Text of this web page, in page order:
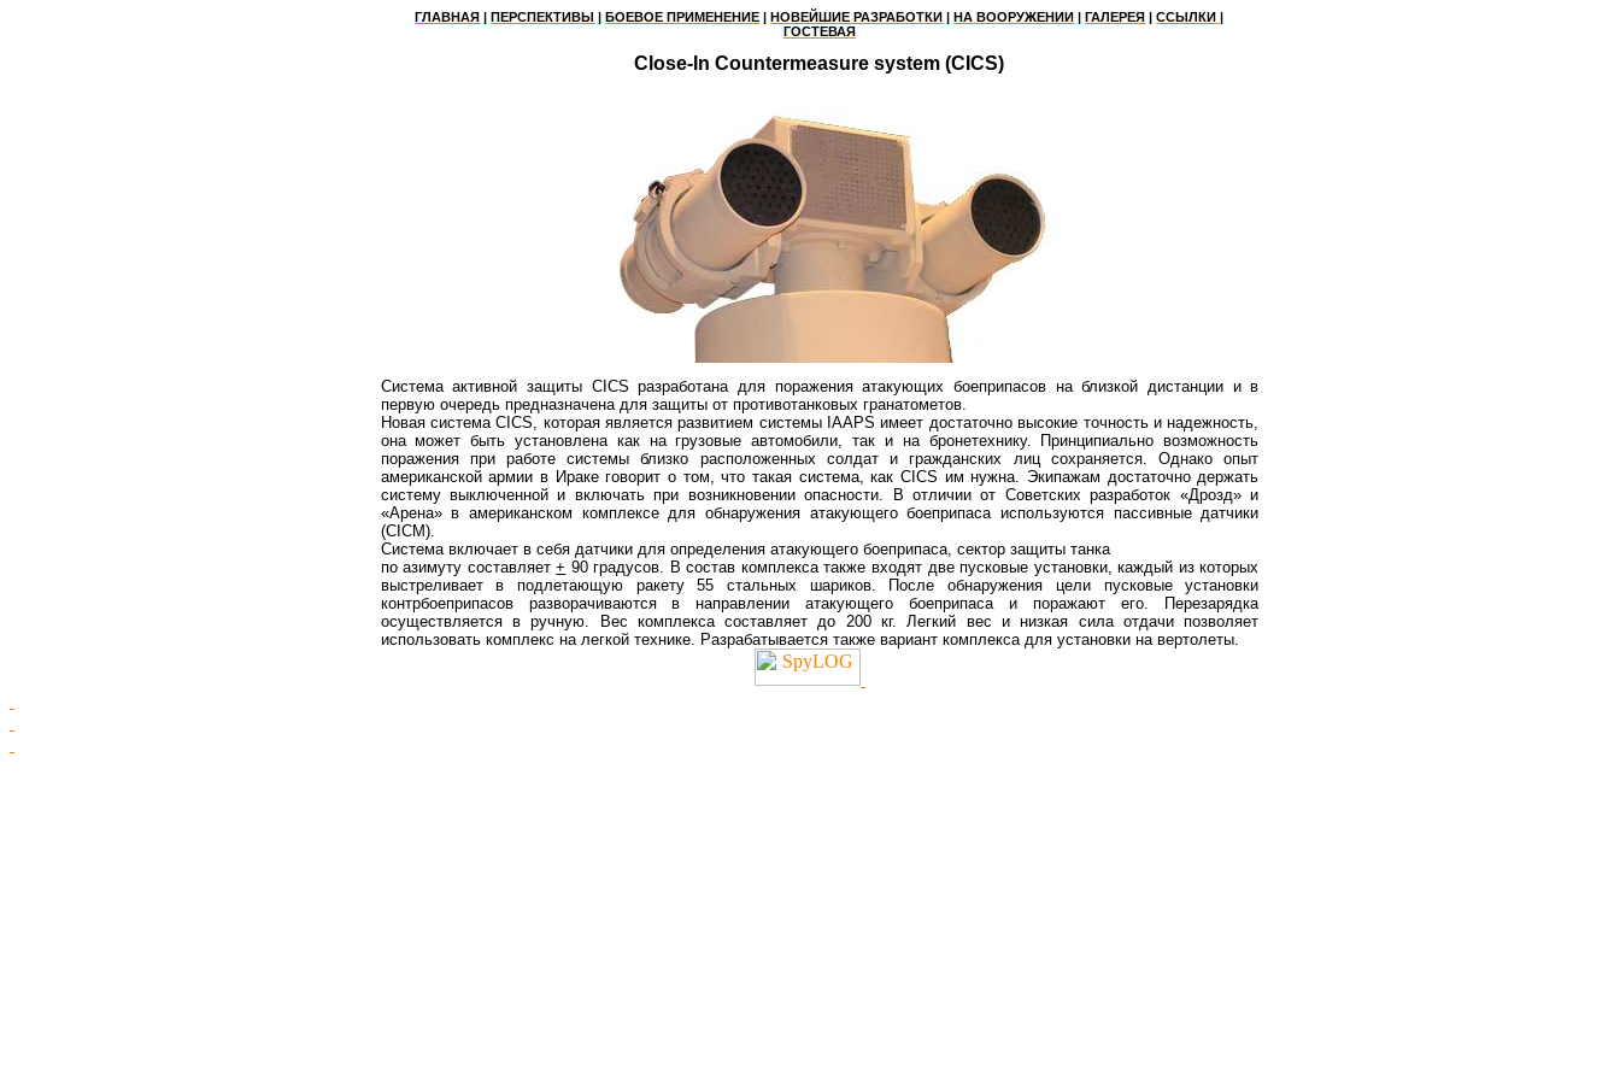
ГЛАВНАЯ |ПЕРСПЕКТИВЫ |БОЕВОЕ ПРИМЕНЕНИЕ |НОВЕЙШИЕ РАЗРАБОТКИ |НА ВООРУЖЕНИИ |ГАЛЕРЕЯ |ССЫЛКИ |
ГОСТЕВАЯ
Close-In Countermeasure system (CICS)
Система активной защиты CICS разработана для поражения атакующих боеприпасов на близкой дистанции и в
первую очередь предназначена для защиты от противотанковых гранатометов.
Новая система CICS, котораяявляется развитием системы IAAPS имеет достаточно высокие точность и надежность,
она может быть установлена как на грузовые автомобили, так и на бронетехнику. Принципиально возможность
поражения при работе системы близко расположенных солдат и гражданских лиц сохраняется. Однако опыт
американской армии в Ираке говорит о том, что такая система, как CICS им нужна. Экипажам достаточно держать
систему выключенной и включать при возникновении опасности. В отличии от Советских разработок «Дрозд» и
«Арена» в американском комплексе для обнаружения атакующего боеприпаса используются пассивные датчики
(CICM).
Система включает в себя датчики для определения атакующего боеприпаса, сектор защиты танка
по азимуту составляет+ 90 градусов. В состав комплекса также входят две пусковые установки, каждый из которых
выстреливает в подлетающую ракету 55 стальных шариков. После обнаружения цели пусковые установки
контрбоеприпасовразворачиваются в направлении атакующего боеприпаса и поражают его. Перезарядка
осуществляется вручную. Вес комплекса составляет до 200 кг. Легкий вес и низкая сила отдачи позволяет
использовать комплекс на легкой технике. Разрабатывается также вариант комплекса для установки на вертолеты.